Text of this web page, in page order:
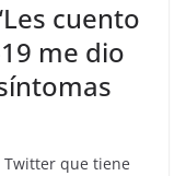
cuento
me dio
Twitter que tiene